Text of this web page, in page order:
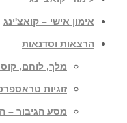
אימון אישי – קואצ'ינג
הרצאות וסדנאות
מלך, לוחם,
זוגיות
מסע הגיבור –